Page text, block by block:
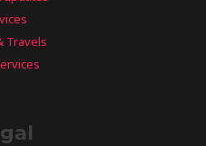
Travels